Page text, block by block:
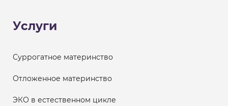
Услуги
Суррогатное материнство
Отложенное материнство
ЭКО в естественном цикле